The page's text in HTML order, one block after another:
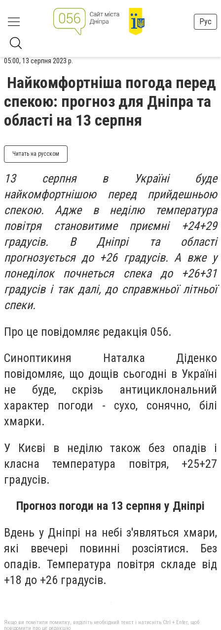
Рус
05:00, 13 серпня 2023 р.
Найкомфортніша погода перед
спекою: прогноз для Дніпра та
області на 13 серпня
Читать на русском
13 серпня в Україні буде
найкомфортнішою перед прийдешньою
спекою. Адже в неділю температура
повітря становитиме приємні +24+29
градусів. В Дніпрі та області
прогнозується до +26 градусів. А вже у
понеділок почнеться спека до +26+31
градусів і так далі, до справжньої літньої
спеки.
Про це повідомляє редакція 056.
Синоптикиня Наталка Діденко
повідомляє, що дощів сьогодні в Україні
не буде, скрізь антициклональний
характер погоди - сухо, сонячно, білі
хмарки.
У Києві в неділю також без опадів і
класна температура повітря, +25+27
градусів.
Прогноз погоди на 13 серпня у Дніпрі
Вдень у Дніпрі на небі з'являться хмари,
які ввечері повинні розсіятися. Без
опадів. Температура повітря складе від
+18 до +26 градусів.
Якщо ви помітили помилку, виділіть необхідний текст і натисніть Ctrl + Enter, щоб
повідомити про це редакцію